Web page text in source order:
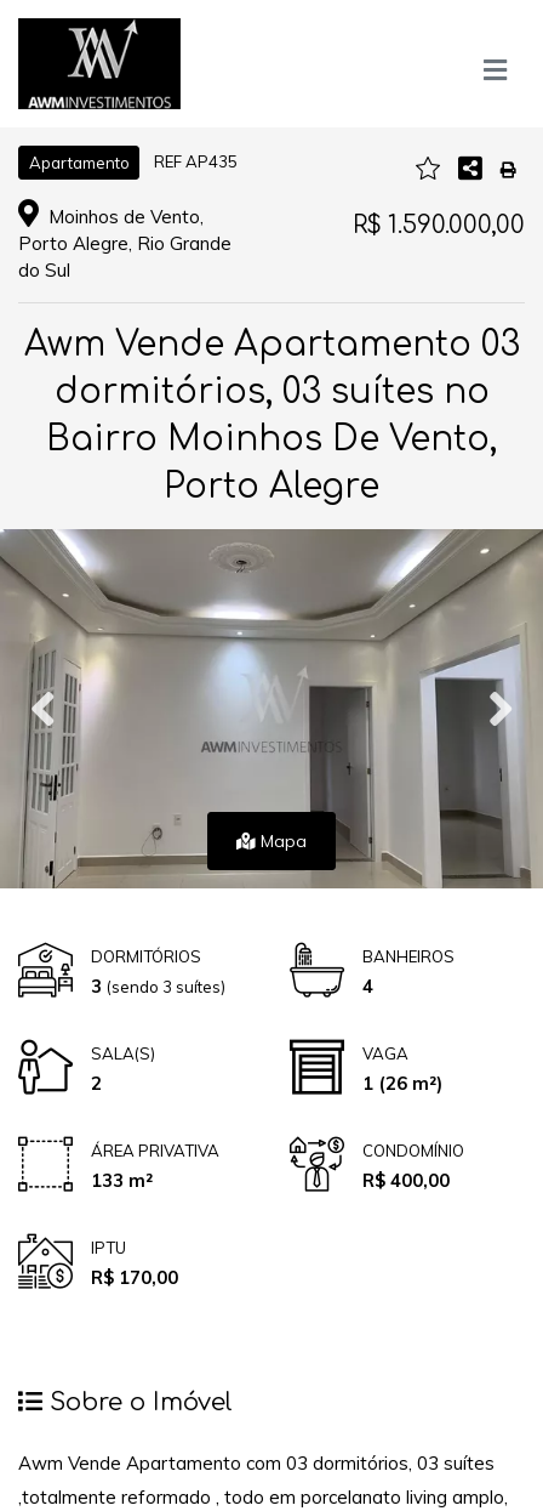
Apartamento REF AP435
Moinhos de Vento,
Porto Alegre, Rio Grande
do Sul
R$ 1.590.000,00
Awm Vende Apartamento 03
dormitórios, 03 suítes no
Bairro Moinhos De Vento,
Porto Alegre
Mapa
DORMITÓRIOS
3 (sendo 3 suítes)
BANHEIROS
4
SALA(S)
2
VAGA
1 (26 m²)
ÁREA PRIVATIVA
133 m²
CONDOMÍNIO
R$ 400,00
IPTU
R$ 170,00
Sobre o Imóvel
Awm Vende Apartamento com 03 dormitórios, 03 suítes
,totalmente reformado , todo em porcelanato living amplo,